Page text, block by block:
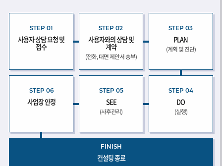
STEP 01
사용자 상담 요청 및
접수
STEP 02
사용자와의 상담 및
계약
(전화, 대면 제안서 송부)
STEP 03
PLAN
(계획 및 진단)
STEP 04
DO
(실행)
STEP 05
SEE
(사후관리)
STEP 06
사업장 안정
FINISH
컨설팅 종료